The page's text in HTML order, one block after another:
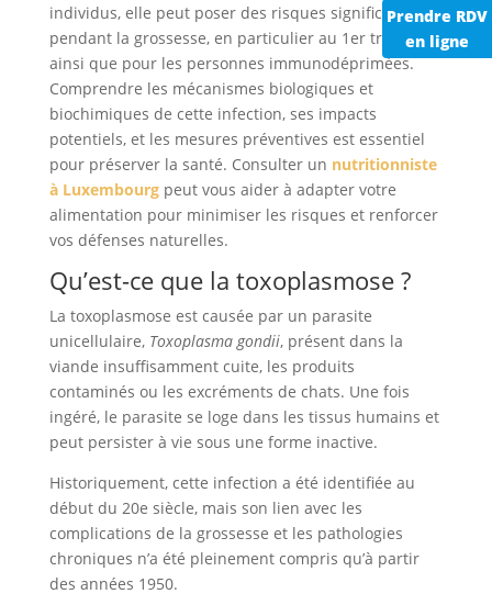
Prendre RDV
en ligne
individus, elle peut poser des risques significatifs
pendant la grossesse, en particulier au 1er trimestre,
ainsi que pour les personnes immunodéprimées.
Comprendre les mécanismes biologiques et
biochimiques de cette infection, ses impacts
potentiels, et les mesures préventives est essentiel
pour préserver la santé. Consulter un nutritionniste
à Luxembourgpeut vous aider à adapter votre
alimentation pour minimiser les risques et renforcer
vos défenses naturelles.
Qu’est-ce que la toxoplasmose ?
La toxoplasmose est causée par un parasite
unicellulaire, Toxoplasma gondii, présent dans la
viande insuffisamment cuite, les produits
contaminés ou les excréments de chats. Une fois
ingéré, le parasite se loge dans les tissus humains et
peut persister à vie sous une forme inactive.
Historiquement, cette infection a été identifiée au
début du 20e siècle, mais son lien avec les
complications de la grossesse et les pathologies
chroniques n’a été pleinement compris qu’à partir
des années 1950.